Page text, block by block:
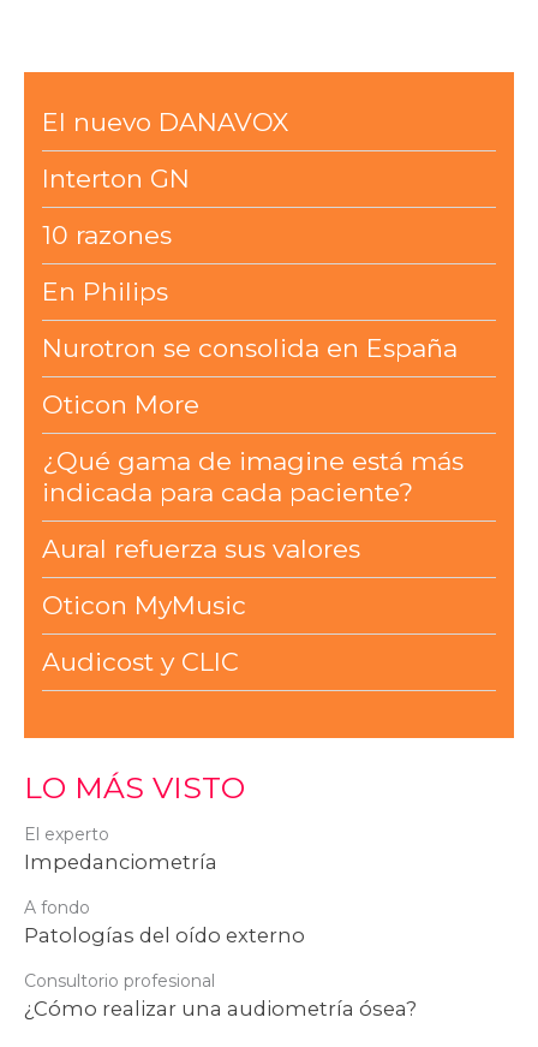
El nuevo DANAVOX
Interton GN
10 razones
En Philips
Nurotron se consolida en España
Oticon More
¿Qué gama de imagine está más
indicada para cada paciente?
Aural refuerza sus valores
Oticon MyMusic
Audicost y CLIC
LO MÁS VISTO
El experto
Impedanciometría
A fondo
Patologías del oído externo
Consultorio profesional
¿Cómo realizar una audiometría ósea?